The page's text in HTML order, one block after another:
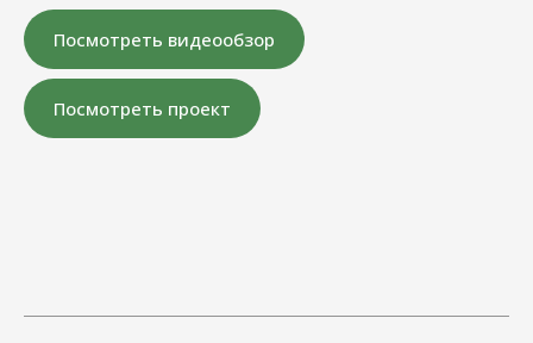
Посмотреть видеообзор
Посмотреть проект